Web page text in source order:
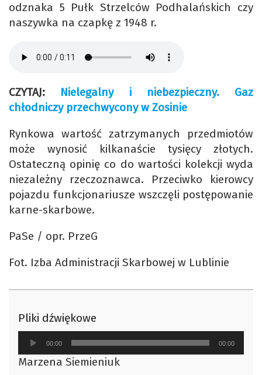
odznaka 5 Pułk Strzelców Podhalańskich czy
naszywka na czapkę z 1948 r.
CZYTAJ: Nielegalny i niebezpieczny. Gaz
chłodniczy przechwycony w Zosinie
Rynkowa wartość zatrzymanych przedmiotów
może wynosić kilkanaście tysięcy złotych.
Ostateczną opinię co do wartości kolekcji wyda
niezależny rzeczoznawca. Przeciwko kierowcy
pojazdu funkcjonariusze wszczęli postępowanie
karne-skarbowe.
PaSe / opr. PrzeG
Fot. Izba Administracji Skarbowej w Lublinie
Pliki dźwiękowe
Odtwarzacz
plików
dźwiękowych
00:00 00:00
Marzena Siemieniuk